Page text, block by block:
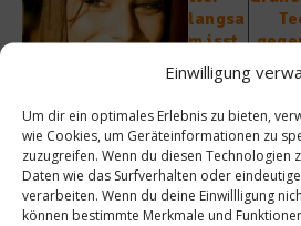
Einwilligung
Um dir ein optimales Erlebnis zu bieten,
wie Cookies, um Geräteinformationen zu
zuzugreifen. Wenn du diesen Technologien
Daten wie das Surfverhalten oder
verarbeiten. Wenn du deine Einwillligung
können bestimmte Merkmale und
langsa
m isst,
bleibt
schlan
k